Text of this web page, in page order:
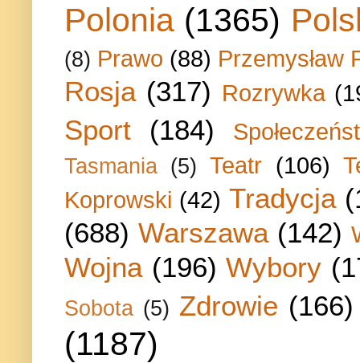
Polonia (1365)
(8) Prawo (88) Przemysław
Rosja (317) Rozrywka
Sport (184)
Tasmania (5) Teatr (106)
Koprowski (42) Tradycja
(688) Warszawa (142)
Wojna (196) Wybory
Sobota (5) Zdrowie (166)
(1187)